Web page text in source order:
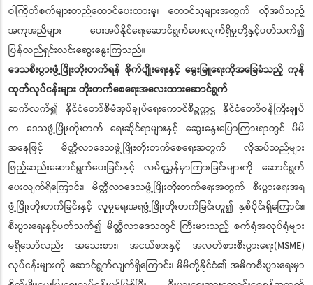
ဝါကြိတ်စက်များတည်ထောင်ပေးထားမှု၊ တောင်သူများအတွက် လိုအပ်သည့်
အကူအညီများ ပေးအပ်နိုင်ရေးဆောင်ရွက်ပေးလျက်ရှိမှုတို့နှင့်ပတ်သက်၍
ပြန်လည်ရှင်းလင်းဆွေးနွေးကြသည်။
ဒေသစီးပွားဖွံ့ဖြိုးတိုးတက်ရန် စိုက်ပျိုးရေးနှင့် မွေးမြူရေးကိုအခြေခံသည့် ကုန်
ထုတ်လုပ်ငန်းများ တိုးတက်စေရေးအလေးထားဆောင်ရွက်
ဆက်လက်၍ နိုင်ငံတော်စီမံအုပ်ချုပ်ရေးကောင်စီဥက္ကဋ္ဌ နိုင်ငံတော်ဝန်ကြီးချုပ်
က ဒေသဖွံ့ဖြိုးတိုးတက် ရေးဆိုင်ရာများနှင့် ဆွေးနွေးပြောကြားရာတွင် မိမိ
အနေဖြင့် မိတ္ထီလာဒေသဖွံ့ဖြိုးတိုးတက်စေရေးအတွက် လိုအပ်သည်များ
ဖြည့်ဆည်းဆောင်ရွက်ပေးခြင်းနှင့် လမ်းညွှန်မှာကြားခြင်းများကို ဆောင်ရွက်
ပေးလျက်ရှိကြောင်း၊ မိတ္ထီလာဒေသဖွံ့ဖြိုးတိုးတက်ရေးအတွက် စီးပွားရေးအရ
ဖွံ့ဖြိုးတိုးတက်ခြင်းနှင့် လူမှုရေးအရဖွံ့ဖြိုးတိုးတက်ခြင်းဟူ၍ နှစ်ပိုင်းရှိကြောင်း၊
စီးပွားရေးနှင့်ပတ်သက်၍ မိတ္ထီလာဒေသတွင် ကြီးမားသည့် စက်ရုံအလုပ်ရုံများ
မရှိသော်လည်း အသေးစား၊ အငယ်စားနှင့် အလတ်စားစီးပွားရေး(MSME)
လုပ်ငန်းများကို ဆောင်ရွက်လျက်ရှိကြောင်း၊ မိမိတို့နိုင်ငံ၏ အဓိကစီးပွားရေးမှာ